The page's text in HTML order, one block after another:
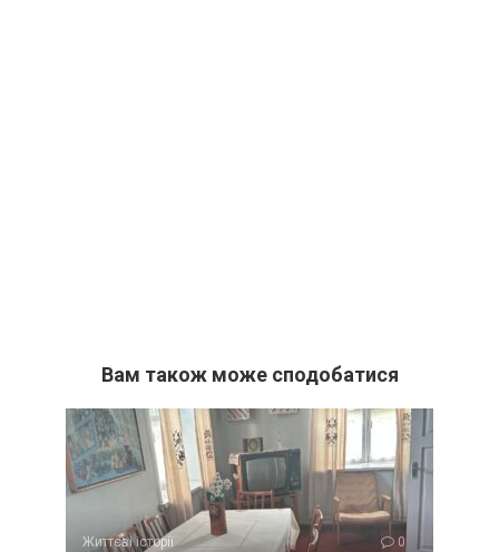
Вам також може сподобатися
Життєві історії 0